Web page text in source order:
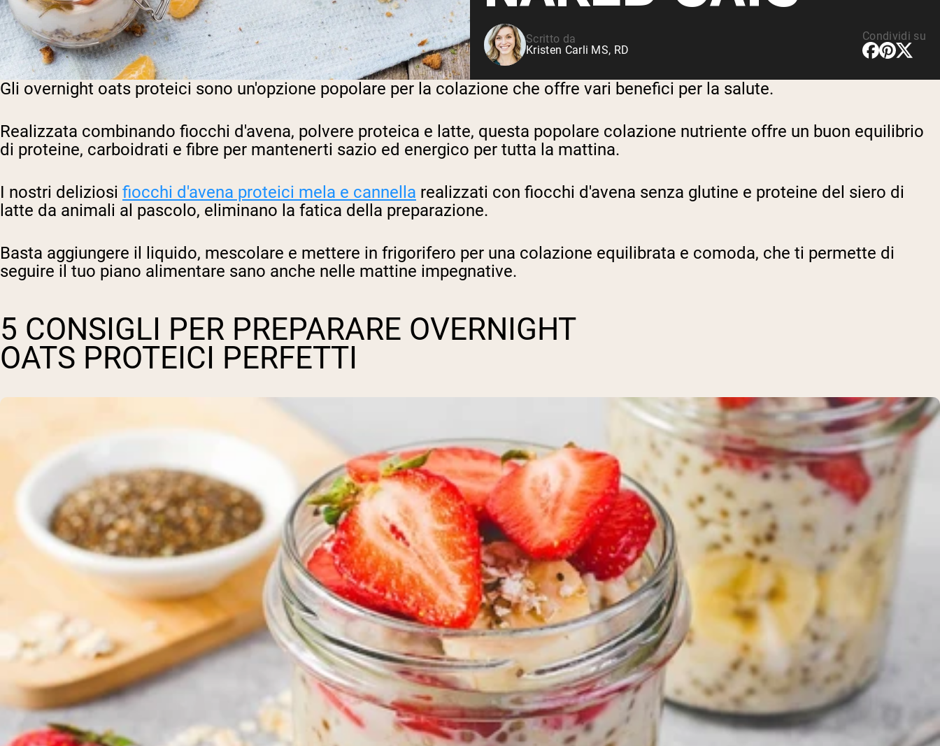
alimentati a erba
Shop All Protein Powders
Scritto da
Kristen Carli MS, RD
Condividi su
Gli overnight oats proteici sono un'opzione popolare per la colazione che offre vari benefici per la salute.
Realizzata combinando fiocchi d'avena, polvere proteica e latte, questa popolare colazione nutriente offre un buon equilibrio
di proteine, carboidrati e fibre per mantenerti sazio ed energico per tutta la mattina.
I nostri deliziosi fiocchi d'avena proteici mela e cannella realizzati con fiocchi d'avena senza glutine e proteine del siero di
latte da animali al pascolo, eliminano la fatica della preparazione.
Basta aggiungere il liquido, mescolare e mettere in frigorifero per una colazione equilibrata e comoda, che ti permette di
seguire il tuo piano alimentare sano anche nelle mattine impegnative.
5 CONSIGLI PER PREPARARE OVERNIGHT
OATS PROTEICI PERFETTI